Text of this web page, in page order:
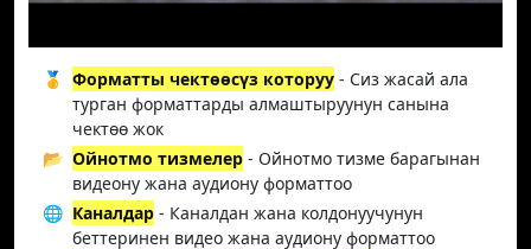
🥇 Форматты чектөөсүз которуу - Сиз жасай ала
турган форматтарды алмаштыруунун санына
чектөө жок
📂 Ойнотмо тизмелер - Ойнотмо тизме барагынан
видеону жана аудиону форматтоо
🌐 Каналдар - Каналдан жана колдонуучунун
беттеринен видео жана аудиону форматтоо